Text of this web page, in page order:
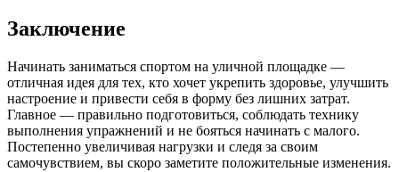
Заключение
Начинать заниматься спортом на уличной площадке —
отличная идея для тех, кто хочет укрепить здоровье, улучшить
настроение и привести себя в форму без лишних затрат.
Главное — правильно подготовиться, соблюдать технику
выполнения упражнений и не бояться начинать с малого.
Постепенно увеличивая нагрузки и следя за своим
самочувствием, вы скоро заметите положительные изменения.